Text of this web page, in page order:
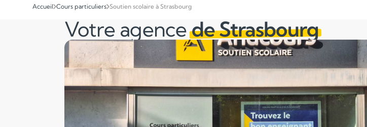
Accueil Cours particuliers Soutien scolaire à Strasbourg
Votre agencede Strasbourg